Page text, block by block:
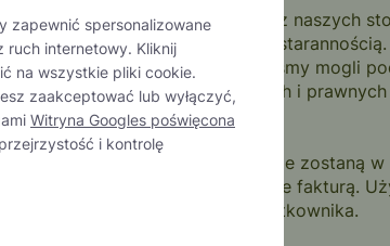
wszystkich kwot wynikających z naszych
produktów z należytą
nas na piśmie, abyśmy mogli
kosztów prawnych lub sądowych i
użytkownika, dopóki towary nie zostaną w
możemy odebrać towary objęte fakturą.
prawnego do towarów na użytkownika.
zapewnić spersonalizowane
ruch internetowy. Kliknij
na wszystkie pliki cookie.
zaakceptować lub wyłączyć,
Witryna Googles poświęcona
i kontrolę